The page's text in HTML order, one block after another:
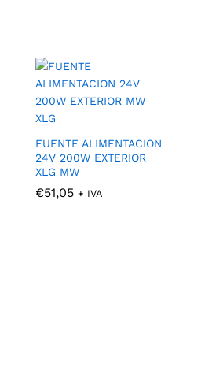
FUENTE ALIMENTACION
24V 200W EXTERIOR
XLG MW
€51,05 + IVA
€51,05